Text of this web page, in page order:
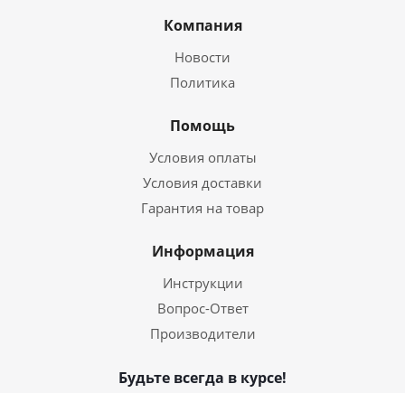
Компания
Новости
Политика
Помощь
Условия оплаты
Условия доставки
Гарантия на товар
Информация
Инструкции
Вопрос-Ответ
Производители
Будьте всегда в курсе!